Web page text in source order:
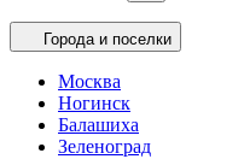
Города и поселки
Москва
Ногинск
Балашиха
Зеленоград